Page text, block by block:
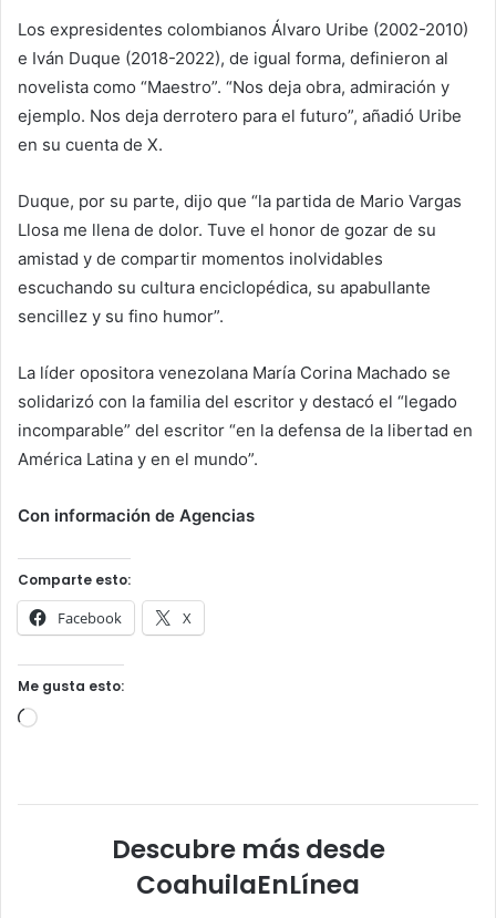
Los expresidentes colombianos Álvaro Uribe (2002-2010)
e Iván Duque (2018-2022), de igual forma, definieron al
novelista como “Maestro”. “Nos deja obra, admiración y
ejemplo. Nos deja derrotero para el futuro”, añadió Uribe
en su cuenta de X.
Duque, por su parte, dijo que “la partida de Mario Vargas
Llosa me llena de dolor. Tuve el honor de gozar de su
amistad y de compartir momentos inolvidables
escuchando su cultura enciclopédica, su apabullante
sencillez y su fino humor”.
La líder opositora venezolana María Corina Machado se
solidarizó con la familia del escritor y destacó el “legado
incomparable” del escritor “en la defensa de la libertad en
América Latina y en el mundo”.
Con información de Agencias
Comparte esto:
Facebook X
Me gusta esto:
Cargando...
Descubre más desde
CoahuilaEnLínea